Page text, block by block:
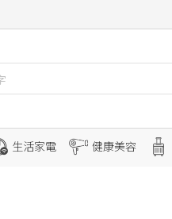
生活家電 健康美容